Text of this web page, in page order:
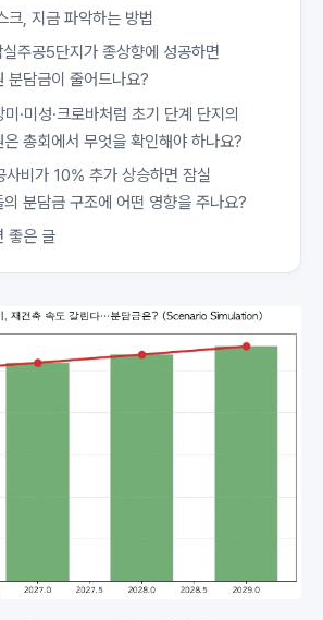
크, 지금 파악하는 방법
주공5단지가 종상향에 성공하면
분담금이 줄어드나요?
·미성·크로바처럼 초기 단계 단지의
은 총회에서 무엇을 확인해야 하나요?
사비가 10% 추가 상승하면 잠실
의 분담금 구조에 어떤 영향을 주나요?
좋은 글